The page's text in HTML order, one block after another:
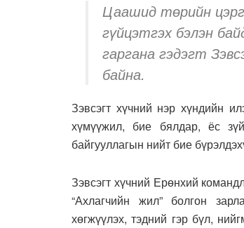
Цаашид төрийн
гүйцэтгэх бэлэн
гаргана гэдэгт
байна.
Зэвсэгт хүчний нэр хүндийн
хүмүүжил, бие бялдар, ёс
байгууллагын нийт бие
Зэвсэгт хүчний Ерөнхий
“Ахлагчийн жил” болгон
хөгжүүлэх, тэдний гэр бүл,